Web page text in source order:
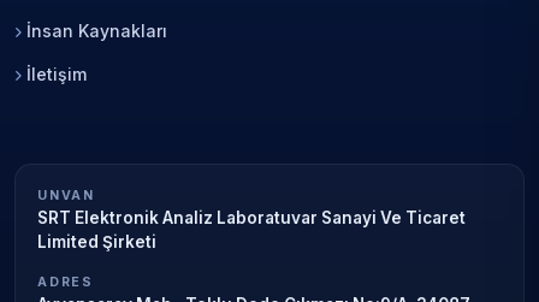
İnsan Kaynakları
İletişim
UNVAN
SRT Elektronik Analiz Laboratuvar Sanayi Ve Ticaret
Limited Şirketi
ADRES